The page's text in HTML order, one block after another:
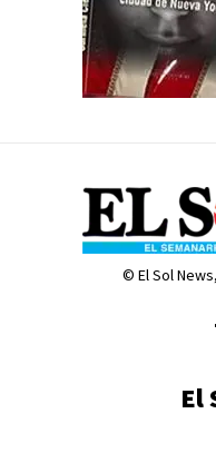
© El Sol
El